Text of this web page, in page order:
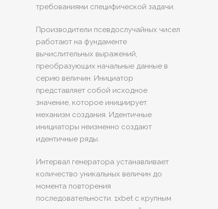
требованиями специфической задачи.
Производители псевдослучайных чисел
работают на фундаменте
вычислительных выражений,
преобразующих начальные данные в
серию величин. Инициатор
представляет собой исходное
значение, которое инициирует
механизм создания. Идентичные
инициаторы неизменно создают
идентичные ряды.
Интервал генератора устанавливает
количество уникальных величин до
момента повторения
последовательности. 1xbet с крупным